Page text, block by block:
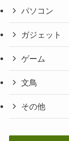
パソコン
ガジェット
ゲーム
文鳥
その他